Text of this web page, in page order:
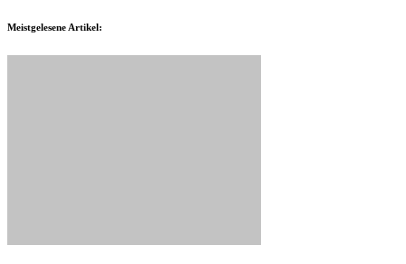
Meistgelesene Artikel: